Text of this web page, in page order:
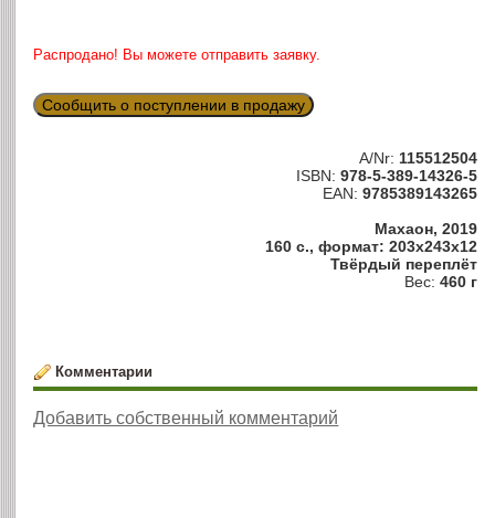
Распродано! Вы можете отправить заявку.
Сообщить о поступлении в продажу
A/Nr: 115512504
ISBN: 978-5-389-14326-5
EAN: 9785389143265
Махаон, 2019
160 с., формат: 203x243x12
Твёрдый переплёт
Вес: 460 г
Комментарии
Добавить собственный комментарий